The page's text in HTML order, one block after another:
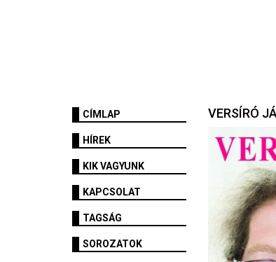
CÍMLAP
HÍREK
KIK VAGYUNK
KAPCSOLAT
TAGSÁG
SOROZATOK
VERSÍRÓ